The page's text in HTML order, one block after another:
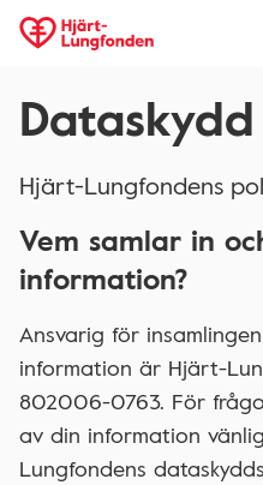
Dataskydd
Hjärt-Lungfondens
Vem samlar in
information?
Ansvarig för
information är Hjärt-
802006-0763. För
av din information
Lungfondens